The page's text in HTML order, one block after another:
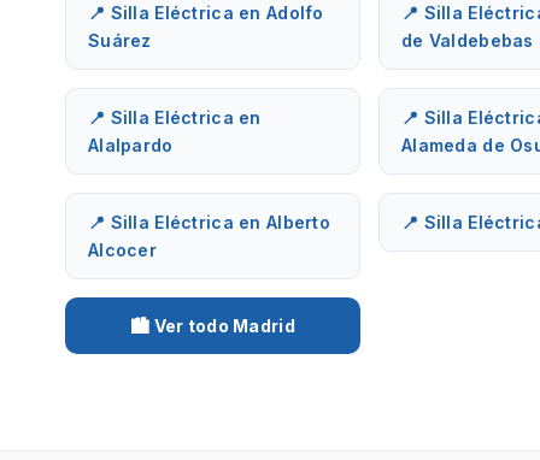
📍 Silla Eléctrica en Adolfo
Suárez
📍 Silla
de Valdebebas
📍 Silla Eléctrica en
Alalpardo
📍 Silla
Alameda de
📍 Silla Eléctrica en Alberto
Alcocer
📍 Silla
🏙️ Ver todo Madrid